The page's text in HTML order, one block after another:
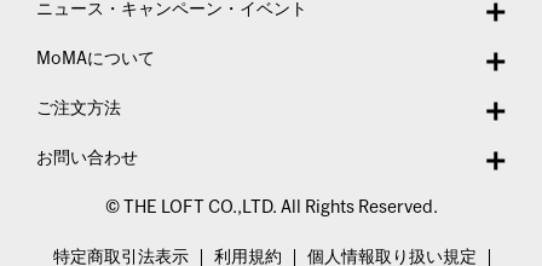
ニュース・キャンペーン・イベント
MoMAについて
ご注文方法
お問い合わせ
© THE LOFT CO.,LTD. All Rights Reserved.
特定商取引法表示 利用規約 個人情報取り扱い規定